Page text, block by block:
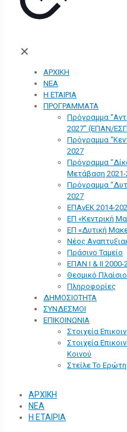
✕
ΑΡΧΙΚΗ
ΝΕΑ
Η ΕΤΑΙΡΙΑ
ΠΡΟΓΡΑΜΜΑΤΑ
Πρόγραμμα
2027” (ΕΠΑΝ/
Πρόγραμμα
2027
Πρόγραμμα
Μετάβαση 2021-
Πρόγραμμα
2027
ΕΠΑνΕΚ 2014-
ΕΠ «Kεντρική
ΕΠ «Δυτική
Νέος
Πράσινο Ταμείο
ΕΠΑΝ Ι & ΙΙ 2000-
Θεσμικό Πλαίσιο
Πληροφορίες
ΔΗΜΟΣΙΟΤΗΤΑ
ΣΥΝΔΕΣΜΟΙ
ΕΠΙΚΟΙΝΩΝΙΑ
Στοιχεία
Στοιχεία
Κοινού
Στείλε Το
ΑΡΧΙΚΗ
ΝΕΑ
Η ΕΤΑΙΡΙΑ